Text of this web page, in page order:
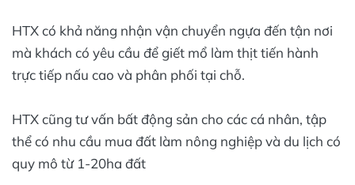
HTX có khả năng nhận vận chuyển ngựa đến tận nơi
mà khách có yêu cầu để giết mổ làm thịt tiến hành
trực tiếp nấu cao và phân phối tại chỗ.
HTX cũng tư vấn bất động sản cho các cá nhân, tập
thể có nhu cầu mua đất làm nông nghiệp và du lịch có
quy mô từ 1-20ha đất